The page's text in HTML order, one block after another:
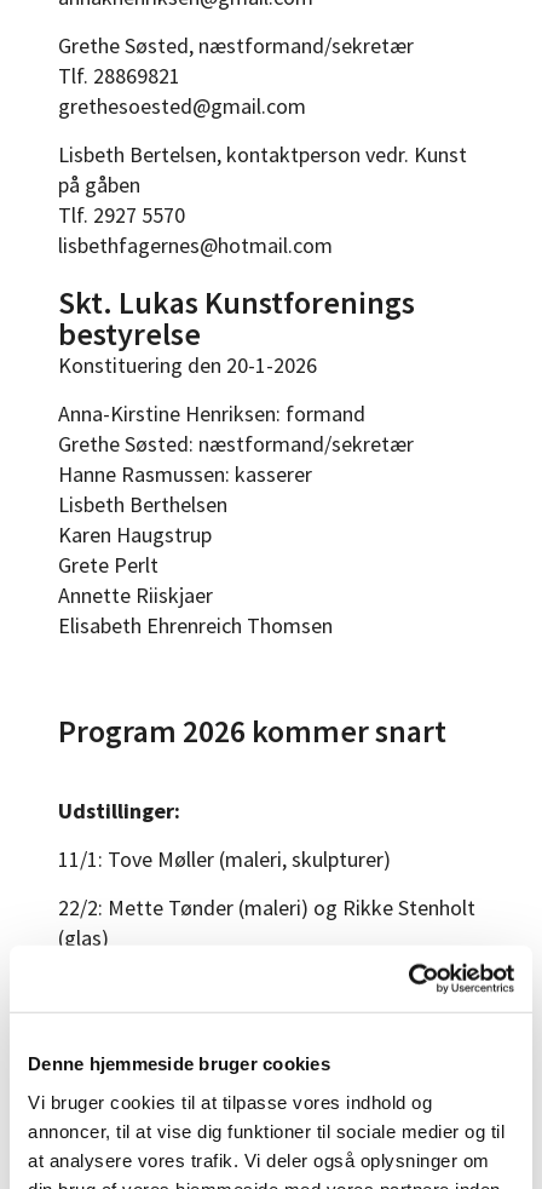
Denne hjemmeside bruger cookies
Vi bruger cookies til at tilpasse vores indhold og
annoncer, til at vise dig funktioner til sociale medier og til
at analysere vores trafik. Vi deler også oplysninger om
Grethe Søsted, næstformand/sekretær
Tlf. 28869821
grethesoested@gmail.com
Lisbeth Bertelsen, kontaktperson vedr. Kunst
på gåben
Tlf. 2927 5570
lisbethfagernes@hotmail.com
Skt. Lukas Kunstforenings
bestyrelse
Konstituering den 20-1-2026
Anna-Kirstine Henriksen: formand
Grethe Søsted: næstformand/sekretær
Hanne Rasmussen: kasserer
Lisbeth Berthelsen
Karen Haugstrup
Grete Perlt
Annette Riiskjaer
Elisabeth Ehrenreich Thomsen
Program 2026 kommer snart
Udstillinger:
11/1: Tove Møller (maleri, skulpturer)
22/2: Mette Tønder (maleri) og Rikke Stenholt
(glas)
6/9: Agnete Dujo (tekstil) og Bodil Sørensen
(keramik)
Kunsthåndværkermarked
19/9
Kunst på gåben: